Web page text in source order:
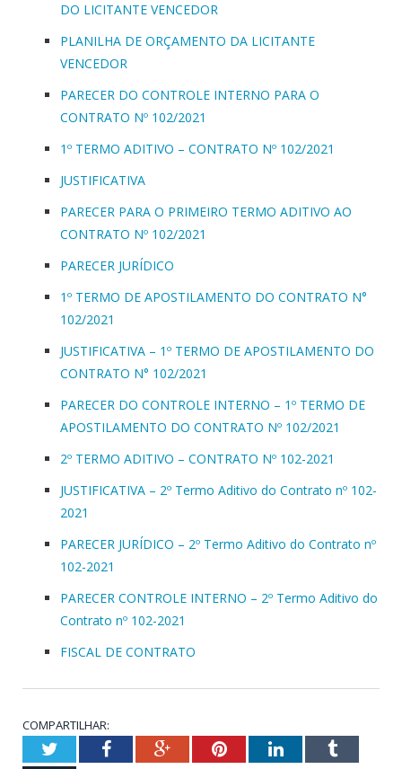
DO LICITANTE VENCEDOR
PLANILHA DE ORÇAMENTO DA LICITANTE
VENCEDOR
PARECER DO CONTROLE INTERNO PARA O
CONTRATO Nº 102/2021
1º TERMO ADITIVO – CONTRATO Nº 102/2021
JUSTIFICATIVA
PARECER PARA O PRIMEIRO TERMO ADITIVO AO
CONTRATO Nº 102/2021
PARECER JURÍDICO
1º TERMO DE APOSTILAMENTO DO CONTRATO N°
102/2021
JUSTIFICATIVA – 1º TERMO DE APOSTILAMENTO DO
CONTRATO N° 102/2021
PARECER DO CONTROLE INTERNO – 1º TERMO DE
APOSTILAMENTO DO CONTRATO Nº 102/2021
2º TERMO ADITIVO – CONTRATO Nº 102-2021
JUSTIFICATIVA – 2º Termo Aditivo do Contrato nº 102-
2021
PARECER JURÍDICO – 2º Termo Aditivo do Contrato nº
102-2021
PARECER CONTROLE INTERNO – 2º Termo Aditivo do
Contrato nº 102-2021
FISCAL DE CONTRATO
COMPARTILHAR:
TwitterFacebookGoogle+PinterestLinkedInTumblr